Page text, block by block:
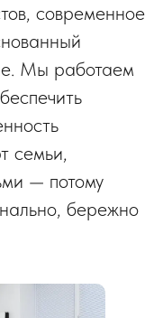
современное
Мы работаем
семьи,
— потому
бережно